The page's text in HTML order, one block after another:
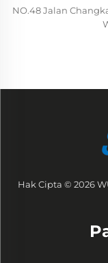
NO.48 Jalan
Hak Cipta © 2026